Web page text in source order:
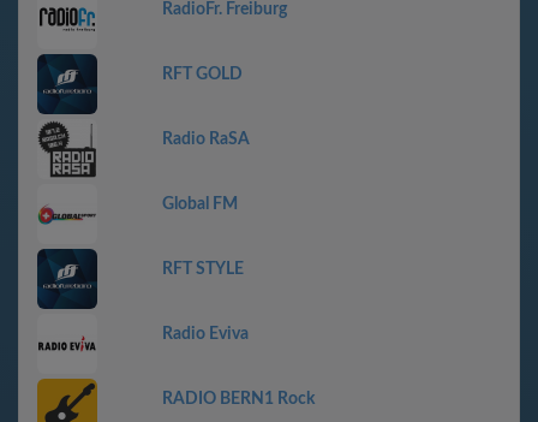
RadioFr. Freiburg
RFT GOLD
Radio RaSA
Global FM
RFT STYLE
Radio Eviva
RADIO BERN1 Rock